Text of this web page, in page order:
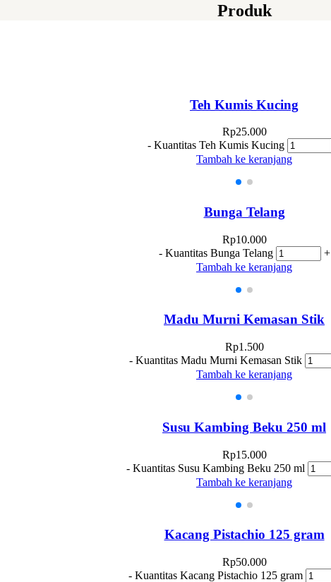
Produk
Teh Kumis Kucing
Rp25.000
- Kuantitas Teh Kumis Kucing
Tambah ke keranjang
Bunga Telang
Rp10.000
- Kuantitas Bunga Telang
+
Tambah ke keranjang
Madu Murni Kemasan Stik
Rp1.500
- Kuantitas Madu Murni Kemasan Stik
Tambah ke keranjang
Susu Kambing Beku 250 ml
Rp15.000
- Kuantitas Susu Kambing Beku 250 ml
Tambah ke keranjang
Kacang Pistachio 125 gram
Rp50.000
- Kuantitas Kacang Pistachio 125 gram